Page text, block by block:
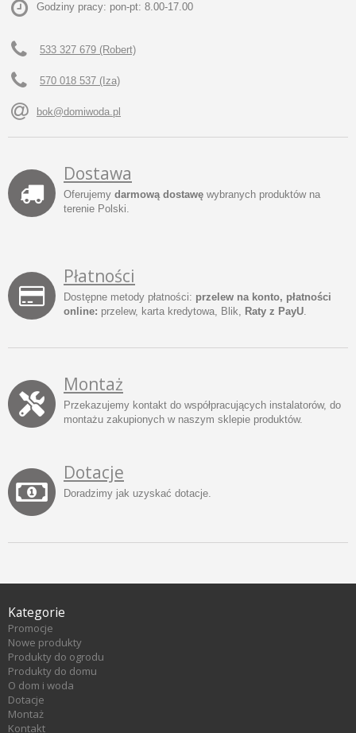
Godziny pracy: pon-pt: 8.00-17.00
533 327 679 (Robert)
570 018 537 (Iza)
bok@domiwoda.pl
Dostawa
Oferujemy darmową dostawę wybranych produktów na
terenie Polski.
Płatności
Dostępne metody płatności: przelew na konto, płatności
online: przelew, karta kredytowa, Blik, Raty z PayU.
Montaż
Przekazujemy kontakt do współpracujących instalatorów, do
montażu zakupionych w naszym sklepie produktów.
Dotacje
Doradzimy jak uzyskać dotacje.
Kategorie
Promocje
Nowe produkty
Produkty do ogrodu
Produkty do domu
O dom i woda
Dotacje
Montaż
Kontakt